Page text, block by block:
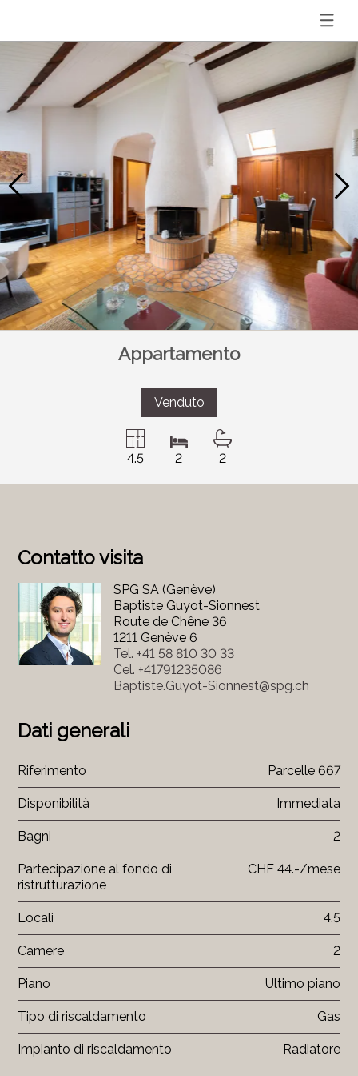
Appartamento
Venduto
4.5 2 2
Contatto visita
SPG SA (Genève)
Baptiste Guyot-Sionnest
Route de Chêne 36
1211 Genève 6
Tel. +41 58 810 30 33
Cel. +41791235086
Baptiste.Guyot-Sionnest@spg.ch
Dati generali
Riferimento Parcelle 667
Disponibilità Immediata
Bagni 2
Partecipazione al fondo di
ristrutturazione
CHF 44.-/mese
Locali 4.5
Camere 2
Piano Ultimo piano
Tipo di riscaldamento Gas
Impianto di riscaldamento Radiatore